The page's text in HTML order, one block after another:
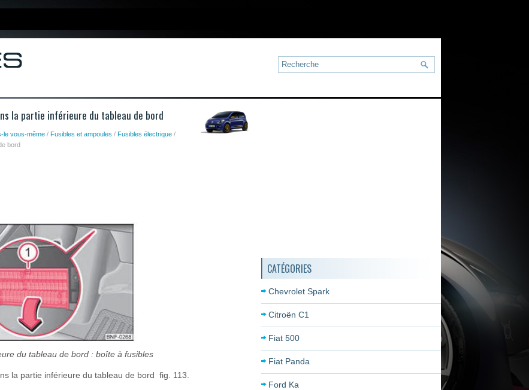
la partie inférieure du tableau de bord
le vous-même / Fusibles et ampoules / Fusibles électrique /
bord
du tableau de bord : boîte à fusibles
la partie inférieure du tableau de bord fig. 113.
CATÉGORIES
Chevrolet Spark
Citroën C1
Fiat 500
Fiat Panda
Ford Ka